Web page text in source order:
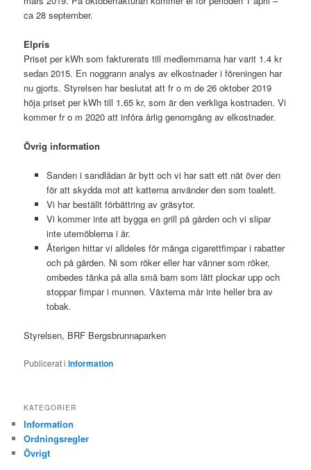
ca 28 september.
Elpris
Priset per kWh som fakturerats till medlemmarna har varit 1.4 kr
sedan 2015. En noggrann analys av elkostnader i föreningen har
nu gjorts. Styrelsen har beslutat att fr o m de 26 oktober 2019
höja priset per kWh till 1.65 kr, som är den verkliga kostnaden. Vi
kommer fr o m 2020 att införa årlig genomgång av elkostnader.
Övrig information
Sanden i sandlådan är bytt och vi har satt ett nät över den
för att skydda mot att katterna använder den som toalett.
Vi har beställt förbättring av gräsytor.
Vi kommer inte att bygga en grill på gården och vi slipar
inte utemöblerna i år.
Återigen hittar vi alldeles för många cigarettfimpar i rabatter
och på gården. Ni som röker eller har vänner som röker,
ombedes tänka på alla små barn som lätt plockar upp och
stoppar fimpar i munnen. Växterna mår inte heller bra av
tobak.
Styrelsen, BRF Bergsbrunnaparken
Publicerat i Information
KATEGORIER
Information
Ordningsregler
Övrigt